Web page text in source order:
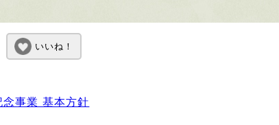
いいね！
事業 基本方針